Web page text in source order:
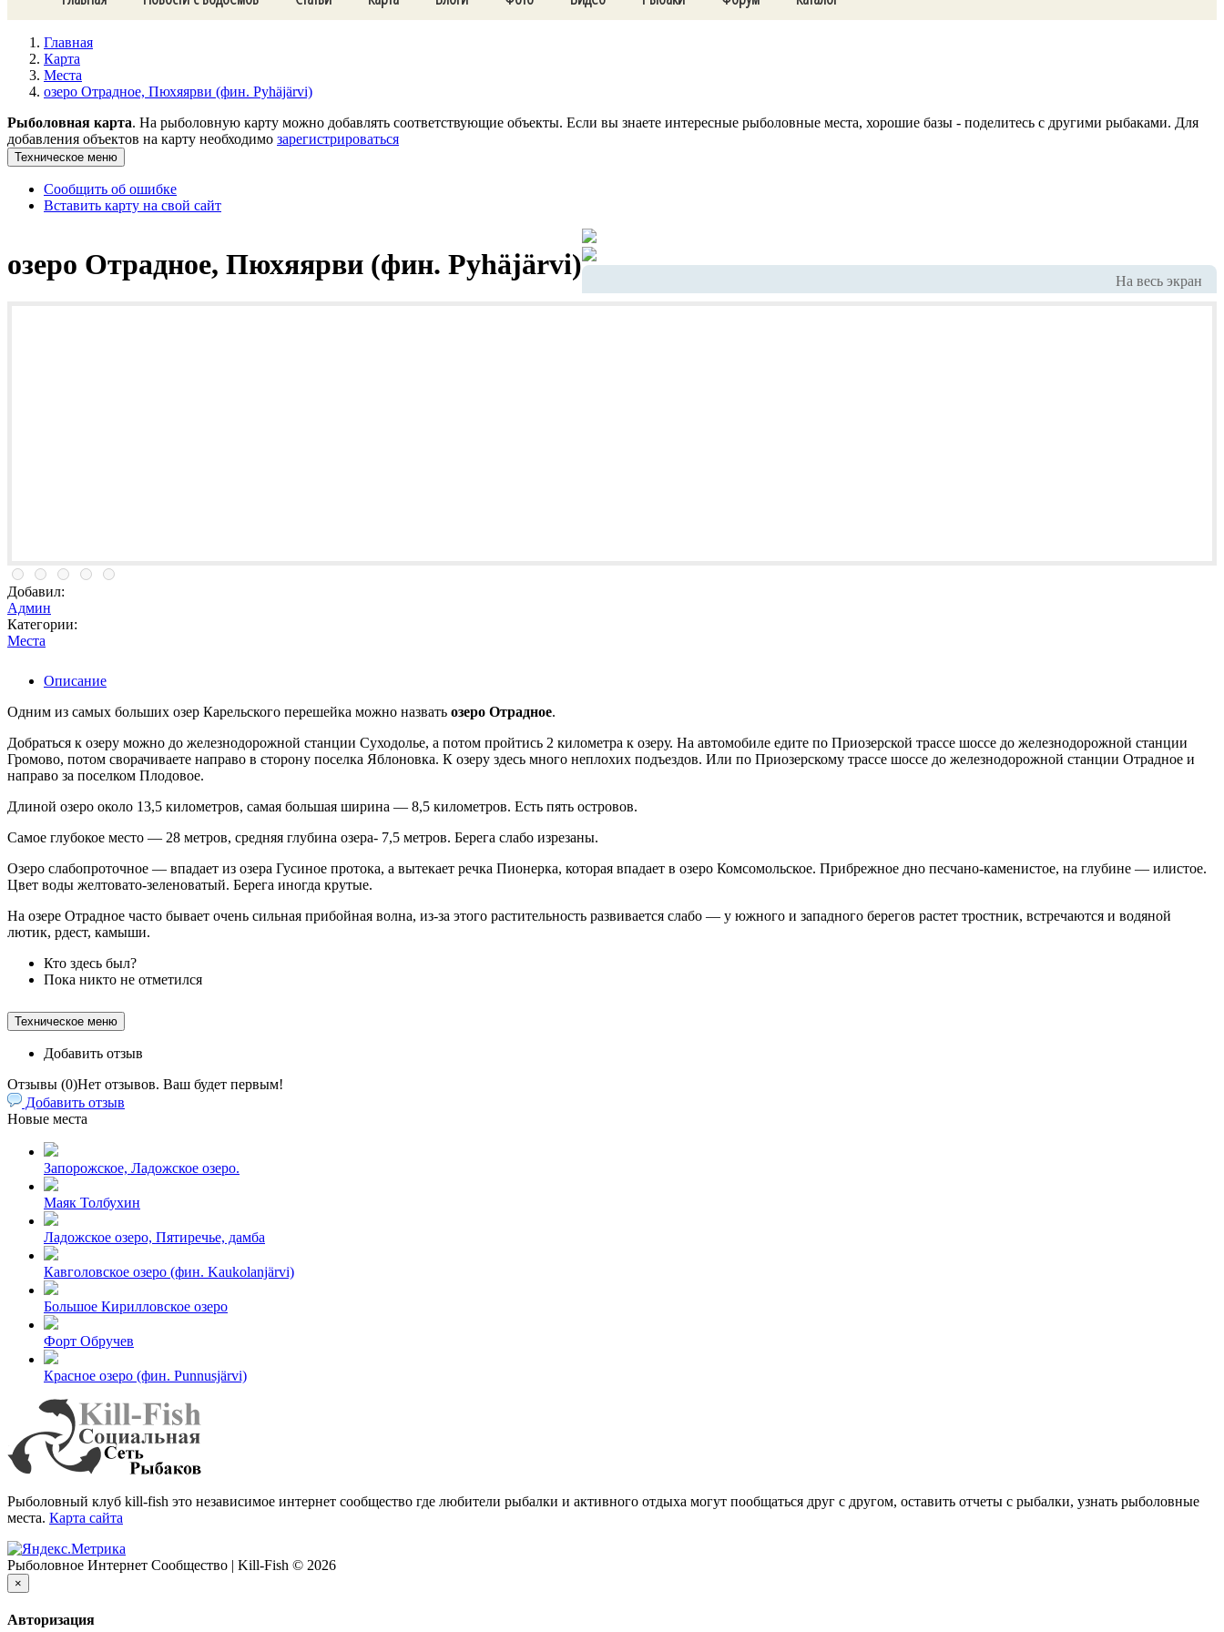
Главная
Карта
Места
озеро Отрадное, Пюхяярви (фин. Pyhäjärvi)
Рыболовная карта. На рыболовную карту можно добавлять соответствующие объекты. Если вы знаете интересные рыболовные места, хорошие базы - поделитесь с другими рыбаками. Для
добавления объектов на карту необходимо зарегистрироваться
Техническое меню
Сообщить об ошибке
Вставить карту на свой сайт
озеро Отрадное, Пюхяярви (фин. Pyhäjärvi)
На весь экран
Добавил:
Админ
Категории:
Места
Описание
Одним из самых больших озер Карельского перешейка можно назвать озеро Отрадное.
Добраться к озеру можно до железнодорожной станции Суходолье, а потом пройтись 2 километра к озеру. На автомобиле едите по Приозерской трассе шоссе до железнодорожной станции
Громово, потом сворачиваете направо в сторону поселка Яблоновка. К озеру здесь много неплохих подъездов. Или по Приозерскому трассе шоссе до железнодорожной станции Отрадное и
направо за поселком Плодовое.
Длиной озеро около 13,5 километров, самая большая ширина — 8,5 километров. Есть пять островов.
Самое глубокое место — 28 метров, средняя глубина озера- 7,5 метров. Берега слабо изрезаны.
Озеро слабопроточное — впадает из озера Гусиное протока, а вытекает речка Пионерка, которая впадает в озеро Комсомольское. Прибрежное дно песчано-каменистое, на глубине — илистое.
Цвет воды желтовато-зеленоватый. Берега иногда крутые.
На озере Отрадное часто бывает очень сильная прибойная волна, из-за этого растительность развивается слабо — у южного и западного берегов растет тростник, встречаются и водяной
лютик, рдест, камыши.
Кто здесь был?
Пока никто не отметился
Техническое меню
Добавить отзыв
Отзывы (0)Нет отзывов. Ваш будет первым!
Добавить отзыв
Новые места
Запорожское, Ладожское озеро.
Маяк Толбухин
Ладожское озеро, Пятиречье, дамба
Кавголовское озеро (фин. Kaukolanjärvi)
Большое Кирилловское озеро
Форт Обручев
Красное озеро (фин. Punnusjärvi)
Рыболовный клуб kill-fish это независимое интернет сообщество где любители рыбалки и активного отдыха могут пообщаться друг с другом, оставить отчеты с рыбалки, узнать рыболовные
места. Карта сайта
Рыболовное Интернет Сообщество | Kill-Fish © 2026
×
Авторизация